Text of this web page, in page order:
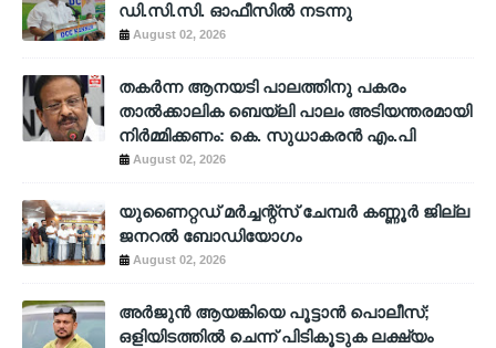
ഡി.സി.സി. ഓഫീസിൽ നടന്നു
August 02, 2026
തകർന്ന ആനയടി പാലത്തിനു പകരം
താൽക്കാലിക ബെയ്‌ലി പാലം അടിയന്തരമായി
നിർമ്മിക്കണം: കെ. സുധാകരൻ എം.പി
August 02, 2026
യുണൈറ്റഡ് മർച്ചന്റ്സ് ചേമ്പർ കണ്ണൂർ ജില്ല
ജനറൽ ബോഡിയോഗം
August 02, 2026
അര്‍ജുന്‍ ആയങ്കിയെ പൂട്ടാന്‍ പൊലീസ്;
ഒളിയിടത്തില്‍ ചെന്ന് പിടികൂടുക ലക്ഷ്യം